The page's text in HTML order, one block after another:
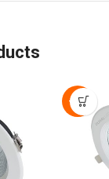
-50%